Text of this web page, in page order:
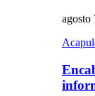
agosto